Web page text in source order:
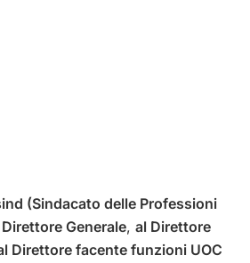
(Sindacato delle Professioni
Generale, al Direttore
Direttore facente funzioni UOC